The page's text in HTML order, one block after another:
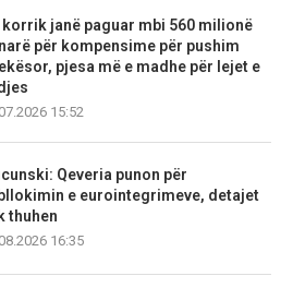
korrik janë paguar mbi 560 milionë
për kompensime për pushim
pjesa më e madhe për lejet e
15:52
Qeveria punon për
e eurointegrimeve, detajet
thuhen
16:35